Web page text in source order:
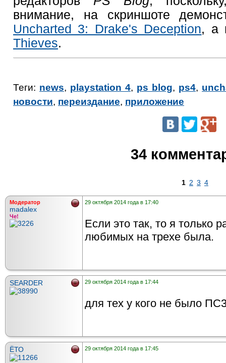
внимание, на скриншоте
Uncharted 3: Drake's Deception, а
Thieves.
Теги: news, playstation 4, ps blog, ps4,
новости, переиздание, приложение
34
1 2 3 4
Модератор
madalex
Че!
29 октября 2014 года в 17:40
Если это так, то я только
любимых на трехе была.
SEARDER 29 октября 2014 года в 17:44
для тех у кого не было
ЁТО 29 октября 2014 года в 17:45